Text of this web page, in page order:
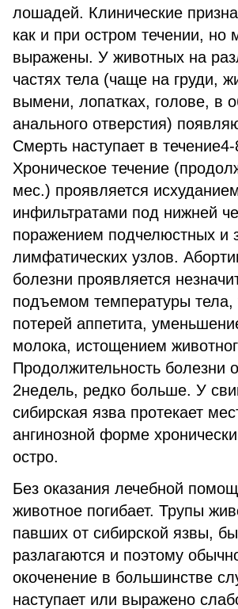
лошадей. Клинические
как и при остром течении, но
выражены. У животных на
частях тела (чаще на груди,
вымени, лопатках, голове, в
анального отверстия)
Смерть наступает в
Хроническое течение
мес.) проявляется
инфильтратами под нижней
поражением подчелюстных и
лимфатических узлов.
болезни проявляется
подъемом температуры тела,
потерей аппетита,
молока, истощением
Продолжительность болезни
2недель, редко больше. У
сибирская язва протекает
ангинозной форме
остро.
Без оказания лечебной
животное погибает. Трупы
павших от сибирской язвы,
разлагаются и поэтому
окоченение в большинстве
наступает или выражено